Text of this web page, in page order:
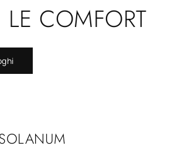
COMFORT